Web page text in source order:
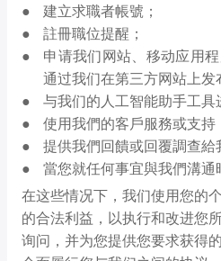
建立求職者帳號；
註冊職位提醒；
申请我们网站、移动应用
通过我们在第三方网站上发
与我们的人工智能助手工具
使用我們的客戶服務或支持
提供我們回饋或回覆調查給
當您就任何事宜與我們溝通
在这些情况下，我们使用您的
的合法利益，以执行和改进您
询问，并为您提供您要求获得